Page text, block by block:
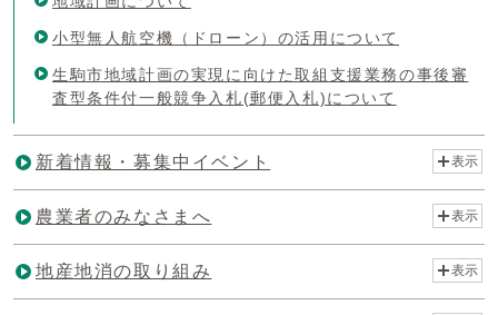
小型無人航空機（ドローン）の活用について
生駒市地域計画の実現に向けた取組支援業務の事後審
査型条件付一般競争入札(郵便入札)について
新着情報・募集中イベント 表示
農業者のみなさまへ 表示
地産地消の取り組み 表示